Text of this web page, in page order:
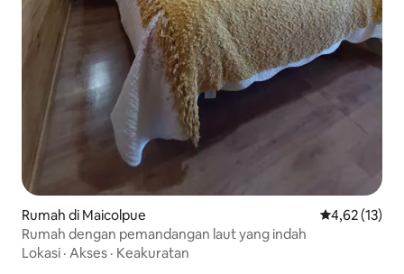
Rumah di Maicolpue Nilai rata-
4,62 (13)
Rumah dengan pemandangan laut yang indah
Lokasi · Akses · Keakuratan